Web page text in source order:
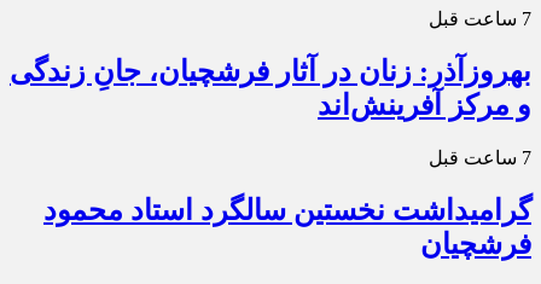
7 ساعت قبل
بهروزآذر: زنان در آثار فرشچیان، جانِ زندگی
و مرکز آفرینش‌اند
7 ساعت قبل
گرامیداشت نخستین سالگرد استاد محمود
فرشچیان